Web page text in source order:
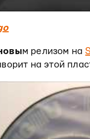
м релизом на
на этой